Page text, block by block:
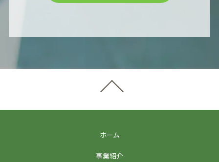
ホーム
事業紹介